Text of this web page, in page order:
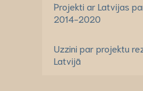
Projekti ar Latvijas
2014-2020
Uzzini par projektu
Latvijā